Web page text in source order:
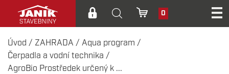
0
Úvod / ZAHRADA / Aqua program /
Čerpadla a vodní technika /
AgroBio Prostředek určený k ...